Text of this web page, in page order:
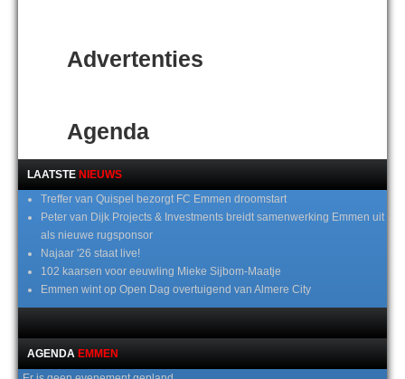
Advertenties
Agenda
LAATSTE NIEUWS
Treffer van Quispel bezorgt FC Emmen droomstart
Peter van Dijk Projects & Investments breidt samenwerking Emmen uit
als nieuwe rugsponsor
Najaar '26 staat live!
102 kaarsen voor eeuwling Mieke Sijbom-Maatje
Emmen wint op Open Dag overtuigend van Almere City
AGENDA EMMEN